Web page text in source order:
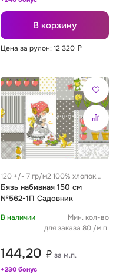
В корзину
Цена за рулон: 12 320 ₽
120 +/- 7 гр/м2 100% хлопок
0.32 м
Бязь набивная 150 см
№562-1П Садовник
В наличии
Мин. кол-во
для заказа 80 /м.п.
144,20 ₽ за м.п.
+230 бонус